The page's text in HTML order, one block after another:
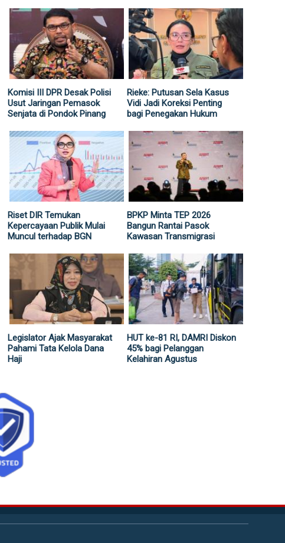
Komisi III DPR Desak Polisi
Usut Jaringan Pemasok
Senjata di Pondok Pinang
Rieke: Putusan Sela Kasus
Vidi Jadi Koreksi Penting
bagi Penegakan Hukum
Riset DIR Temukan
Kepercayaan Publik Mulai
Muncul terhadap BGN
BPKP Minta TEP 2026
Bangun Rantai Pasok
Kawasan Transmigrasi
Legislator Ajak Masyarakat
Pahami Tata Kelola Dana
Haji
HUT ke-81 RI, DAMRI Diskon
45% bagi Pelanggan
Kelahiran Agustus